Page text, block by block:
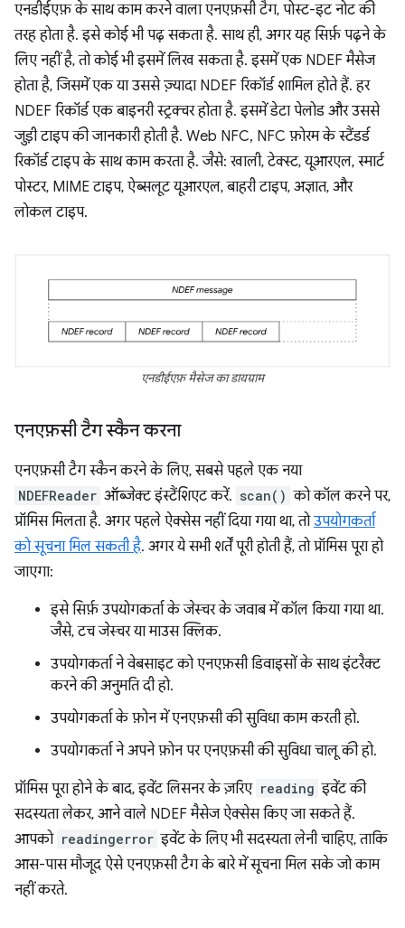
एनडीईएफ़ के साथ काम करने वाला एनएफ़सी टैग, पोस्ट-इट नोट की
तरह होता है. इसे कोई भी पढ़ सकता है. साथ ही, अगर यह सिर्फ़ पढ़ने के
लिए नहीं है, तो कोई भी इसमें लिख सकता है. इसमें एक NDEF मैसेज
होता है, जिसमें एक या उससे ज़्यादा NDEF रिकॉर्ड शामिल होते हैं. हर
NDEF रिकॉर्ड एक बाइनरी स्ट्रक्चर होता है. इसमें डेटा पेलोड और उससे
जुड़ी टाइप की जानकारी होती है. Web NFC, NFC फ़ोरम के स्टैंडर्ड
रिकॉर्ड टाइप के साथ काम करता है. जैसे: खाली, टेक्स्ट, यूआरएल, स्मार्ट
पोस्टर, MIME टाइप, ऐब्सलूट यूआरएल, बाहरी टाइप, अज्ञात, और
लोकल टाइप.
एनडीईएफ़ मैसेज का डायग्राम
एनएफ़सी टैग स्कैन करना
एनएफ़सी टैग स्कैन करने के लिए, सबसे पहले एक नया
NDEFReader ऑब्जेक्ट इंस्टैंशिएट करें. scan() को कॉल करने पर,
प्रॉमिस मिलता है. अगर पहले ऐक्सेस नहीं दिया गया था, तोउपयोगकर्ता
को सूचना मिल सकती है. अगर ये सभी शर्तें पूरी होती हैं, तो प्रॉमिस पूरा हो
जाएगा:
इसे सिर्फ़ उपयोगकर्ता के जेस्चर के जवाब में कॉल किया गया था.
जैसे, टच जेस्चर या माउस क्लिक.
उपयोगकर्ता ने वेबसाइट को एनएफ़सी डिवाइसों के साथ इंटरैक्ट
करने की अनुमति दी हो.
उपयोगकर्ता के फ़ोन में एनएफ़सी की सुविधा काम करती हो.
उपयोगकर्ता ने अपने फ़ोन पर एनएफ़सी की सुविधा चालू की हो.
प्रॉमिस पूरा होने के बाद, इवेंट लिसनर के ज़रिए reading इवेंट की
सदस्यता लेकर, आने वाले NDEF मैसेज ऐक्सेस किए जा सकते हैं.
आपको readingerror इवेंट के लिए भी सदस्यता लेनी चाहिए, ताकि
आस-पास मौजूद ऐसे एनएफ़सी टैग के बारे में सूचना मिल सके जो काम
नहीं करते.